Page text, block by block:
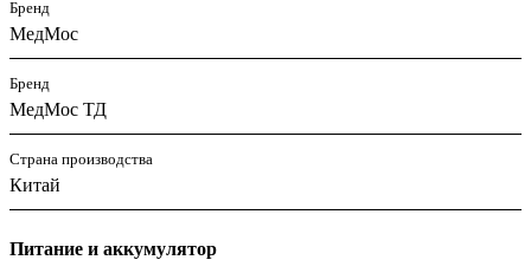
Бренд
МедМос
Бренд
МедМос ТД
Страна производства
Китай
Питание и аккумулятор